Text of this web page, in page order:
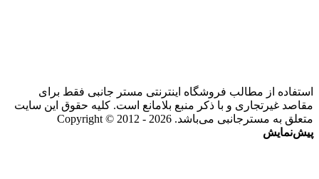
استفاده از مطالب فروشگاه اینترنتی مستر جانبی فقط برای
مقاصد غیرتجاری و با ذکر منبع بلامانع است. کلیه حقوق این سایت
متعلق به مسترجانبی می‌باشد. Copyright © 2012 - 2026
پیش‌نمایش